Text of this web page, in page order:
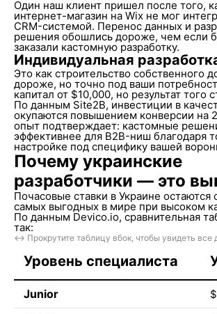
Один наш клиент пришел после того,
интернет-магазин на Wix не мог
CRM-системой. Перенос данных и
решения обошлись дороже, чем если
заказали кастомную разработку.
Индивидуальная
Это как строительство собственного
дороже, но точно под ваши
капитал от $10,000, но результат того
По данным Site2B, инвестиции в
окупаются повышением конверсии на
опыт подтверждает: кастомные
эффективнее для B2B-ниш благодаря
настройке под специфику вашей
Почему украинские
разработчики — это
Почасовые ставки в Украине остаются
самых выгодных в мире при высоком
По данным Devico.io, сравнительная
так:
↔️ Прокрутите таблицу вбок, чтобы увидеть все
Уровень специалиста
Junior